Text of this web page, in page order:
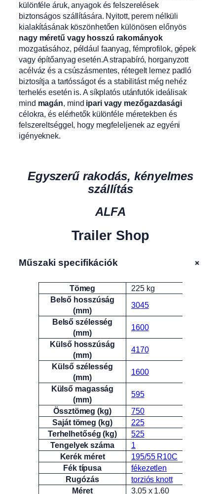
különféle áruk, anyagok és felszerelések
biztonságos szállítására. Nyitott, perem nélküli
kialakításának köszönhetően különösen előnyös
nagy méretű vagy hosszú rakományok
mozgatásához, például faanyag, fémprofilok, gépek
vagy építőanyag esetén.A strapabíró, horganyzott
acélváz és a csúszásmentes, rétegelt lemez padló
biztosítja a tartósságot és a stabilitást még nehéz
terhelés esetén is. A síkplatós utánfutók ideálisak
mind magán, mind ipari vagy mezőgazdasági
célokra, és elérhetők különféle méretekben és
felszereltséggel, hogy megfeleljenek az egyéni
igényeknek.
Egyszerű rakodás, kényelmes
szállítás
ALFA
Trailer Shop
Műszaki specifikációk +
Attribútumok Érték
Tömeg
225 kg
Belső hosszúság
(mm)
3045
Belső szélesség
(mm)
1600
Külső hosszúság
(mm)
4170
Külső szélesség
(mm)
1600
Külső magasság
(mm)
595
Össztömeg (kg)
750
Saját tömeg (kg)
225
Terhelhetőség (kg)
525
Tengelyek száma
1
Kerék méret
195/55 R10C
Fék típusa
fékezetlen
Rugózás
torziós knott
Méret
3.05 x 1.60